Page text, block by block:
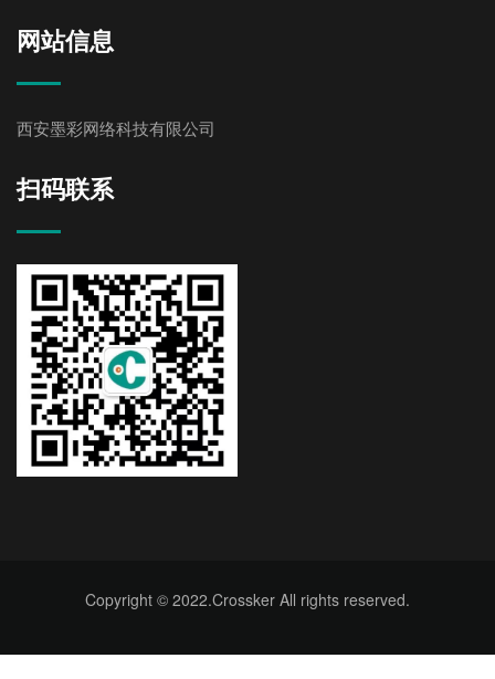
网站信息
西安墨彩网络科技有限公司
扫码联系
Copyright © 2022.Crossker All rights reserved.